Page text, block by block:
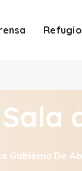
. . .
Sala
Gobierno De